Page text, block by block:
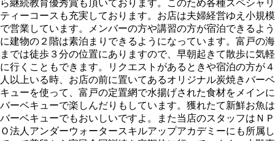
ら継続教育優秀賞も頂いております。このため各種スペシャリ
ティーコースも充実しております。お店は夫婦経営ゆえ小規模
で営業しています。メンバーの方や講習の方が宿泊できるよう
に建物の２階は素泊まりできるようになっています。富戸の海
までは徒歩３分の位置にありますので、早朝起きて散歩に気軽
に行くこともできます。リクエストがあるときや宿泊の方が４
人以上いる時、お店の前に置いてあるオリジナル炭焼きバーベ
キューを使って、富戸の定置網で水揚げされた食材をメインに
バーベキューで楽しんだりもしています。獲れたて新鮮お魚は
バーベキューでもおいしいですよ。また当店のスタッフはＮＰ
Ｏ法人アンダーウォータースキルアップアカデミーにも所属し